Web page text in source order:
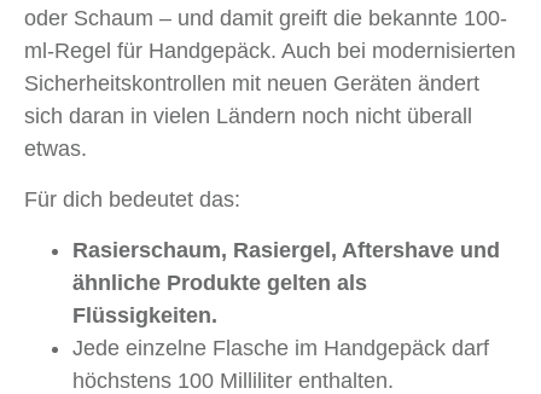
oder Schaum – und damit greift die bekannte 100-
ml-Regel für Handgepäck. Auch bei modernisierten
Sicherheitskontrollen mit neuen Geräten ändert
sich daran in vielen Ländern noch nicht überall
etwas.
Für dich bedeutet das:
Rasierschaum, Rasiergel, Aftershave und
ähnliche Produkte gelten als
Flüssigkeiten.
Jede einzelne Flasche im Handgepäck darf
höchstens 100 Milliliter enthalten.